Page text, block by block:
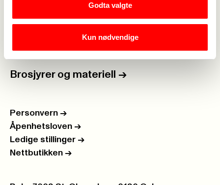
Godta valgte
Kun nødvendige
Rettigheter i arbeidslivet ->
Brosjyrer og materiell ->
Personvern ->
Åpenhetsloven ->
Ledige stillinger ->
Nettbutikken ->